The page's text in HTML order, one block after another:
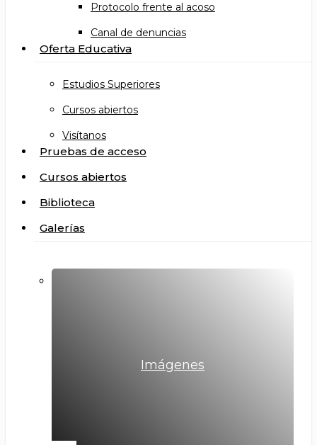
Protocolo frente al acoso
Canal de denuncias
Oferta Educativa
Estudios Superiores
Cursos abiertos
Visítanos
Pruebas de acceso
Cursos abiertos
Biblioteca
Galerías
Imágenes